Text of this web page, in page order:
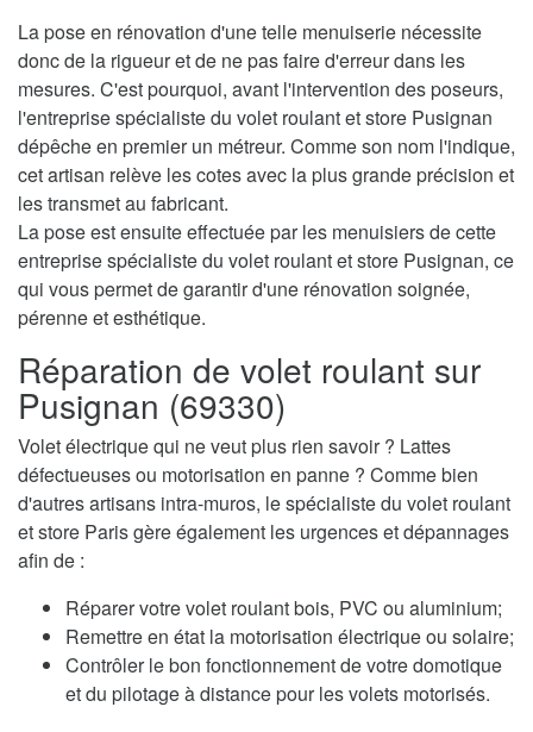
La pose en rénovation d'une telle menuiserie nécessite
donc de la rigueur et de ne pas faire d'erreur dans les
mesures. C'est pourquoi, avant l'intervention des poseurs,
l'entreprise spécialiste du volet roulant et store Pusignan
dépêche en premier un métreur. Comme son nom l'indique,
cet artisan relève les cotes avec la plus grande précision et
les transmet au fabricant.
La pose est ensuite effectuée par les menuisiers de cette
entreprise spécialiste du volet roulant et store Pusignan, ce
qui vous permet de garantir d'une rénovation soignée,
pérenne et esthétique.
Réparation de volet roulant sur
Pusignan (69330)
Volet électrique qui ne veut plus rien savoir ? Lattes
défectueuses ou motorisation en panne ? Comme bien
d'autres artisans intra-muros, le spécialiste du volet roulant
et store Paris gère également les urgences et dépannages
afin de :
Réparer votre volet roulant bois, PVC ou aluminium;
Remettre en état la motorisation électrique ou solaire;
Contrôler le bon fonctionnement de votre domotique
et du pilotage à distance pour les volets motorisés.